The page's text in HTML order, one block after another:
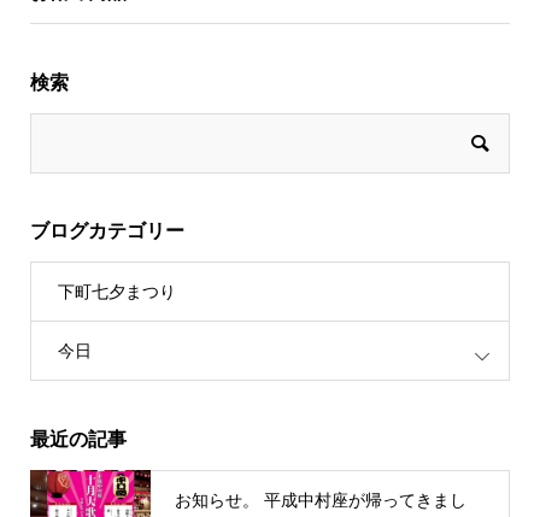
検索
ブログカテゴリー
下町七夕まつり
今日
最近の記事
お知らせ。 平成中村座が帰ってきまし